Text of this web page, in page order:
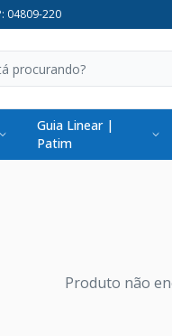
04809-220
Guia Linear |
Patim
Produto não